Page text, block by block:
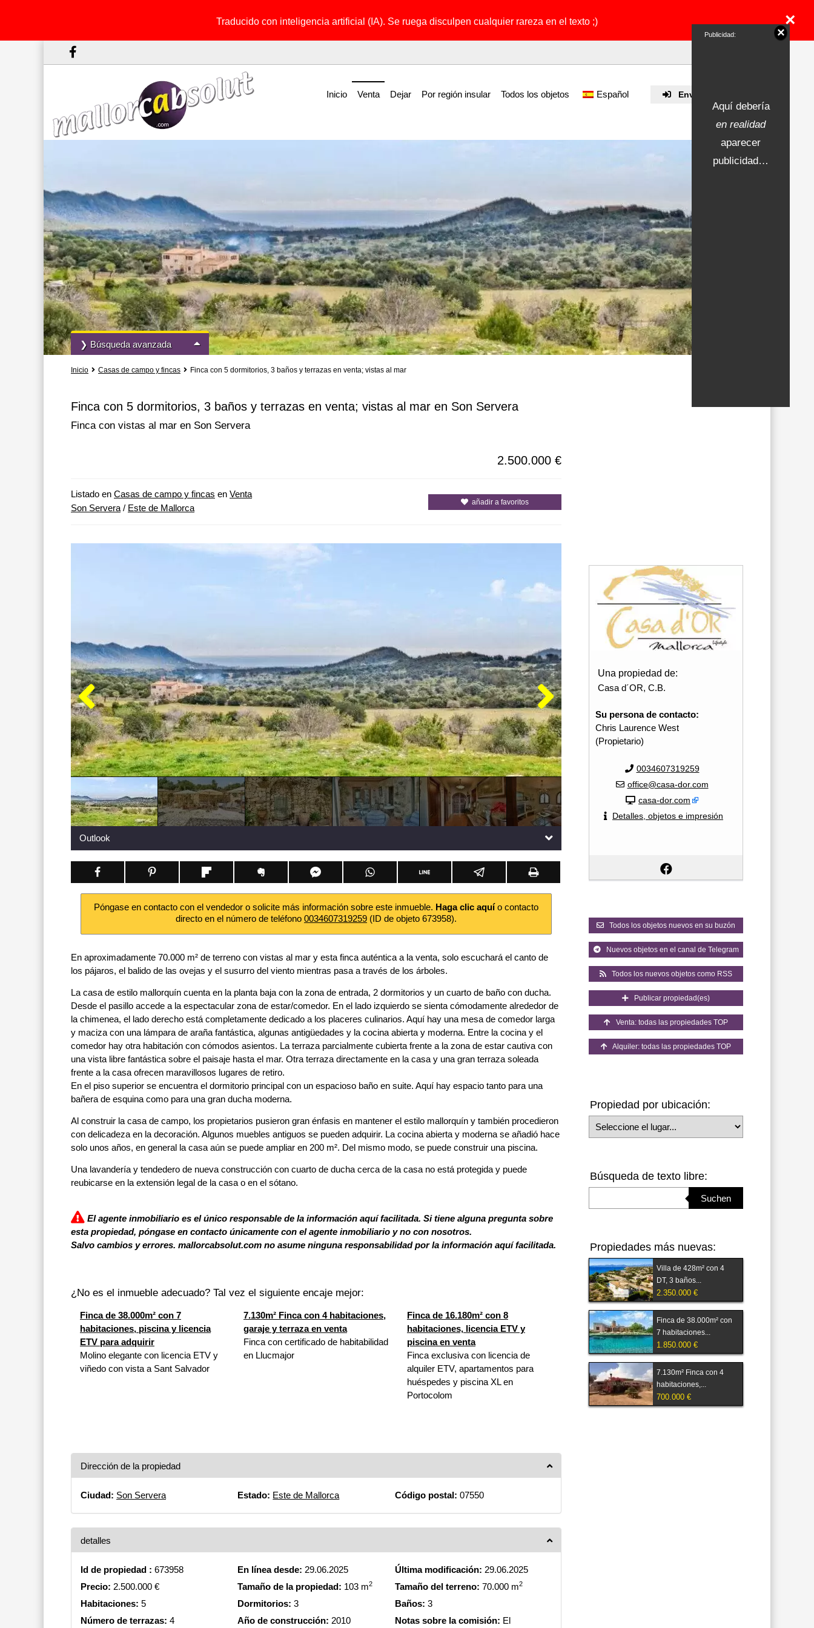
Traducido con inteligencia artificial (IA). Se ruega disculpen cualquier rareza en el texto ;) ×
Enviar propiedad
Inicio Venta Dejar Por región insular Todos los objetos Español
❯ Búsqueda avanzada
Todas las acciones Todos los tipos Todas las ciudades
Más opciones de búsqueda
Inicio Casas de campo y fincas Finca con 5 dormitorios, 3 baños y terrazas en venta; vistas al mar
Finca con 5 dormitorios, 3 baños y terrazas en venta; vistas al mar en Son Servera
Finca con vistas al mar en Son Servera
2.500.000 €
Listado en Casas de campo y fincas en Venta
Son Servera / Este de Mallorca
añadir a favoritos
Outlook
Póngase en contacto con el vendedor o solicite más información sobre este inmueble. Haga clic aquío contacto
directo en el número de teléfono 0034607319259 (ID de objeto 673958).
En aproximadamente 70.000 m² de terreno con vistas al mar y esta finca auténtica a la venta, solo escuchará el canto de
los pájaros, el balido de las ovejas y el susurro del viento mientras pasa a través de los árboles.
La casa de estilo mallorquín cuenta en la planta baja con la zona de entrada, 2 dormitorios y un cuarto de baño con ducha.
Desde el pasillo accede a la espectacular zona de estar/comedor. En el lado izquierdo se sienta cómodamente alrededor de
la chimenea, el lado derecho está completamente dedicado a los placeres culinarios. Aquí hay una mesa de comedor larga
y maciza con una lámpara de araña fantástica, algunas antigüedades y la cocina abierta y moderna. Entre la cocina y el
comedor hay otra habitación con cómodos asientos. La terraza parcialmente cubierta frente a la zona de estar cautiva con
una vista libre fantástica sobre el paisaje hasta el mar. Otra terraza directamente en la casa y una gran terraza soleada
frente a la casa ofrecen maravillosos lugares de retiro.
En el piso superior se encuentra el dormitorio principal con un espacioso baño en suite. Aquí hay espacio tanto para una
bañera de esquina como para una gran ducha moderna.
Al construir la casa de campo, los propietarios pusieron gran énfasis en mantener el estilo mallorquín y también procedieron
con delicadeza en la decoración. Algunos muebles antiguos se pueden adquirir. La cocina abierta y moderna se añadió hace
solo unos años, en general la casa aún se puede ampliar en 200 m². Del mismo modo, se puede construir una piscina.
Una lavandería y tendedero de nueva construcción con cuarto de ducha cerca de la casa no está protegida y puede
reubicarse en la extensión legal de la casa o en el sótano.
El agente inmobiliario es el único responsable de la información aquí facilitada. Si tiene alguna pregunta sobre
esta propiedad, póngase en contacto únicamente con el agente inmobiliario y no con nosotros.
Salvo cambios y errores. mallorcabsolut.com no asume ninguna responsabilidad por la información aquí facilitada.
¿No es el inmueble adecuado? Tal vez el siguiente encaje mejor:
Finca de 38.000m² con 7
habitaciones, piscina y licencia
ETV para adquirir
Molino elegante con licencia ETV y
viñedo con vista a Sant Salvador
7.130m² Finca con 4 habitaciones,
garaje y terraza en venta
Finca con certificado de habitabilidad
en Llucmajor
Finca de 16.180m² con 8
habitaciones, licencia ETV y
piscina en venta
Finca exclusiva con licencia de
alquiler ETV, apartamentos para
huéspedes y piscina XL en
Portocolom
Dirección de la propiedad
Ciudad: Son Servera Estado: Este de Mallorca Código postal: 07550
detalles
Id de propiedad : 673958 En línea desde: 29.06.2025 Última modificación: 29.06.2025
Precio: 2.500.000 € Tamaño de la propiedad: 103 m2 Tamaño del terreno: 70.000 m2
Habitaciones: 5 Dormitorios: 3 Baños: 3
Número de terrazas: 4 Año de construcción: 2010 Notas sobre la comisión: El
Una propiedad de:
Casa d´OR, C.B.
Su persona de contacto:
Chris Laurence West
(Propietario)
0034607319259
office@casa-dor.com
casa-dor.com
Detalles, objetos e impresión
Todos los objetos nuevos en su buzón
Nuevos objetos en el canal de Telegram
Todos los nuevos objetos como RSS
Publicar propiedad(es)
Venta: todas las propiedades TOP
Alquiler: todas las propiedades TOP
Propiedad por ubicación:
Seleccione el lugar
Búsqueda de texto libre:
Suchen
Propiedades más nuevas:
Villa de 428m² con 4
DT, 3 baños...
2.350.000 €
Finca de 38.000m² con
7 habitaciones...
1.850.000 €
7.130m² Finca con 4
habitaciones,...
700.000 €
Publicidad:
Aquí debería
en realidad
aparecer
publicidad…
×